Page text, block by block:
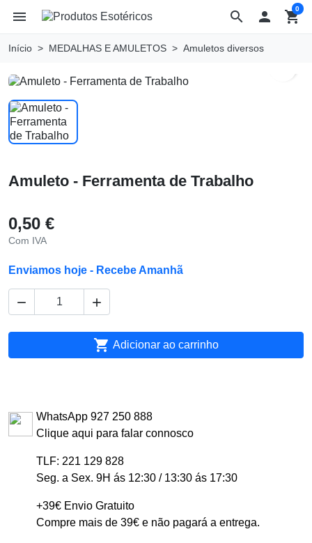
search
menu  shopping_cart
0
Início MEDALHAS E AMULETOS Amuletos diversos
Amuleto - Ferramenta de Trabalho
0,50 €
Com IVA
Enviamos hoje - Recebe Amanhã
 
 Adicionar ao carrinho
WhatsApp 927 250 888
Clique aqui para falar connosco
TLF: 221 129 828
Seg. a Sex. 9H ás 12:30 / 13:30 ás 17:30
+39€ Envio Gratuito
Compre mais de 39€ e não pagará a entrega.